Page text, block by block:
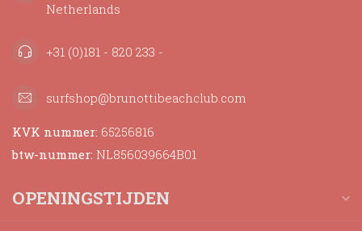
Netherlands
+31 (0)181 - 820 233 -
surfshop@brunottibeachclub.com
KVK nummer: 65256816
btw-nummer: NL856039664B01
OPENINGSTIJDEN